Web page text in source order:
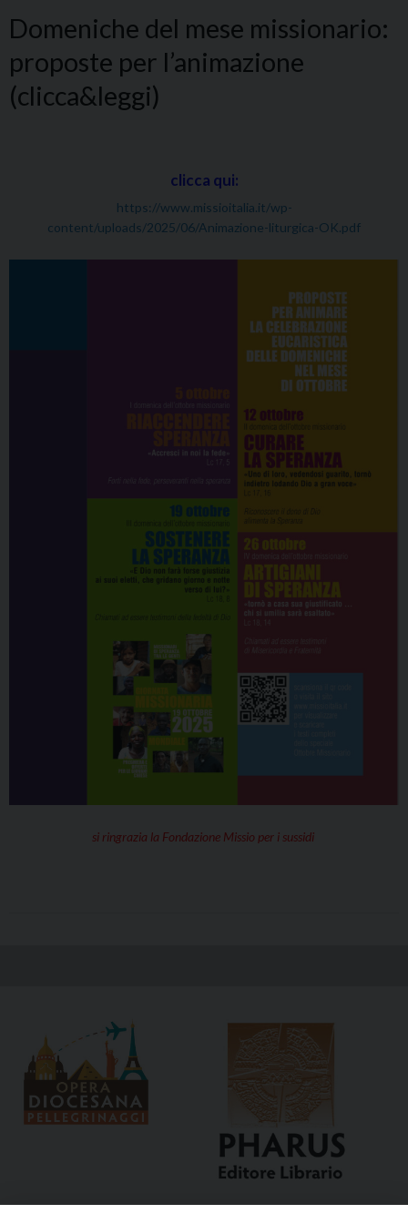
Domeniche del mese missionario:
proposte per l’animazione
(clicca&leggi)
clicca qui:
https://www.missioitalia.it/wp-
content/uploads/2025/06/Animazione-liturgica-OK.pdf
si ringrazia la Fondazione Missio per i sussidi